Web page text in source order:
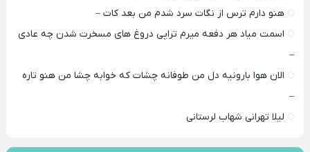
هنو دارم ترس از نگات سرد شدم من بعد کات –
اسمت میاد هر دفعه میرم تراپی دروغ‌ های مسخرت شدن چه عادی
–
الان هوا بارونیه دل من طوفانه چشات که خوابه چشا من هنو تاره
–
لیلا تهرانی شهاب لرستانی